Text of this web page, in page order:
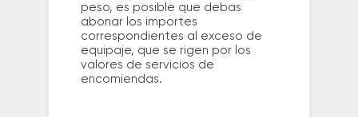
peso, es posible que debas
abonar los importes
correspondientes al exceso de
equipaje, que se rigen por los
valores de servicios de
encomiendas.